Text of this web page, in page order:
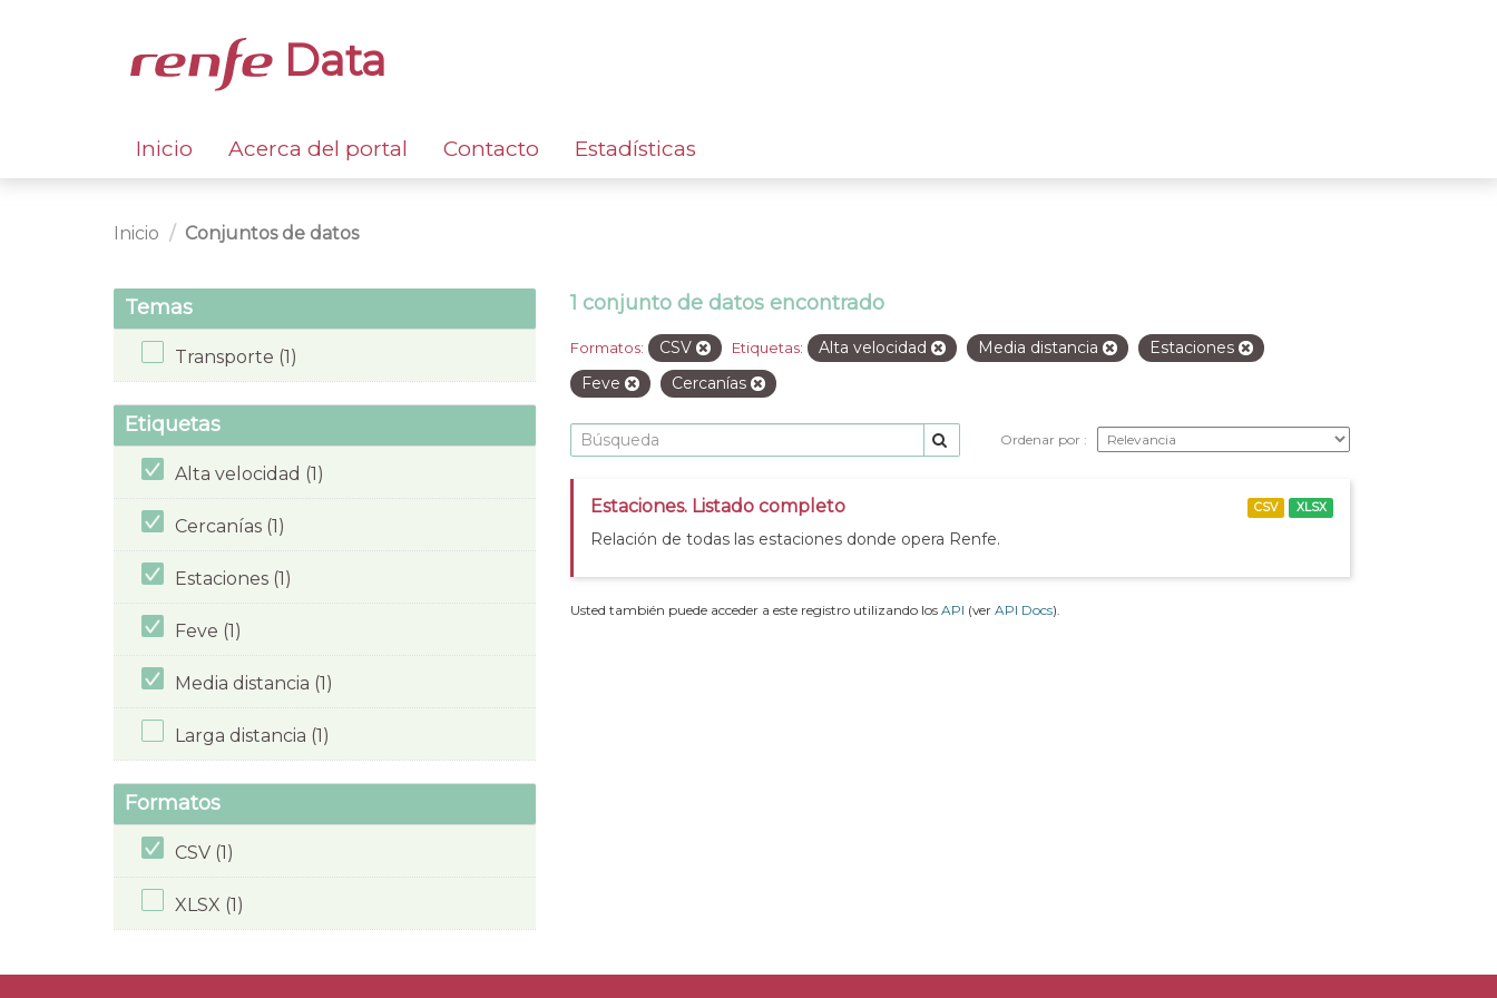
Data
Inicio Acerca del portal Contacto Estadísticas
Inicio Conjuntos de datos
Temas
Transporte (1)
Etiquetas
Alta velocidad (1)
Cercanías (1)
Estaciones (1)
Feve (1)
Media distancia (1)
Larga distancia (1)
Formatos
CSV (1)
XLSX (1)
1 conjunto de datos encontrado
Formatos: CSV Etiquetas: Alta velocidad Media distancia
Estaciones
Feve
Cercanías
Ordenar por
Estaciones. Listado completo
Relación de todas las estaciones donde opera Renfe.
CSV XLSX
Usted también puede acceder a este registro utilizando los API (ver API Docs).